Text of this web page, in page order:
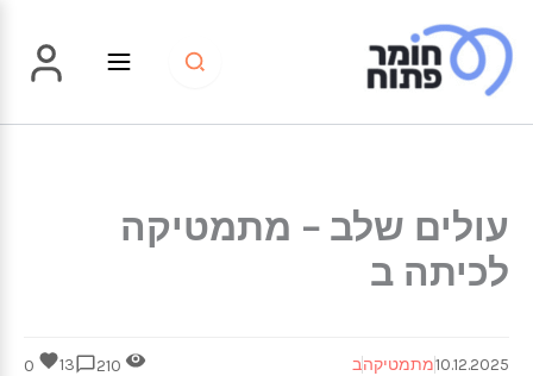
לתוכן
עולים שלב – מתמטיקה
לכיתה ב
10.12.2025מתמטיקהב 13